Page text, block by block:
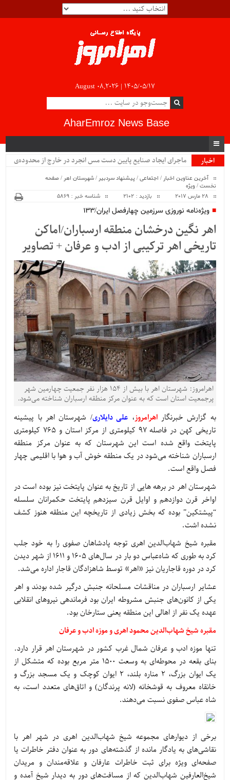
August 08,2026 | ۱۴۰۵/۰۵/۱۷
AharEmroz News Base
اخبار
ماجرای ایجاد صنایع پایین دست مس انجرد در خارج از محدوده‌ی
آخرین عناوین اخبار / اجتماعی/پیشنهاد سردبیر /شهرستان اهر /صفحه
نخست/ ویژه
بازدید : 2102 شناسه خبر : 5869
ویژه‌نامه نوروزی سرزمین چهارفصل ایران/۱۳۳
اهر نگین درخشان منطقه ارسباران/اماکن
تاریخی اهر ترکیبی از ادب و عرفان + تصاویر
اهرامروز: شهرستان اهر با بیش از ۱۵۴ هزار نفر جمعیت چهارمین شهر
پرجمعیت استان است که به عنوان مرکز منطقه ارسباران شناخته می‌شود.
به گزارش خبرنگاراهرامروز، علی دایلاری/ شهرستان اهر با پیشینه
تاریخی کهن در فاصله 97 کیلومتری از مرکز استان و 765 کیلومتری
پایتخت واقع‌ شده ‌است این شهرستان که به عنوان مرکز منطقه
ارسباران شناخته می‌شود در یک منطقه خوش آب و هوا با اقلیمی چهار
فصل واقع است.
شهرستان اهر در برهه هایی از تاریخ به عنوان پایتخت نیز بوده است در
اواخر قرن دوازدهم و اوایل قرن سیزدهم پایتخت حکمرانان سلسله
“پیشتکین” بوده که بخش زیادی از تاریخچه این منطقه هنوز کشف
نشده اشت.
مقبره شیخ شهاب‌الدین اهری توجه پادشاهان صفوی را به خود جلب
کرد به طوری که شاه‌عباس دو بار در سال‌های 1605 و 1611 از شهر دیدن
کرد در دوره قاجاریان نیز «اهر» توسط شاهزادگان قاجار اداره می‌شد.
عشایر ارسباران در مناقشات مسلحانه جنبش درگیر شده بودند و اهر
یکی از کانون‌های جنبش مشروطه ایران بود فرماندهی نیروهای انقلابی
عهده یک نفر از اهالی این منطقه یعنی ستارخان بود.
مقبره شیخ شهاب‌الدین محمود اهری و موزه ادب و عرفان
تنها موزه ادب و عرفان شمال غرب کشور در شهرستان اهر قرار دارد.
بنای بقعه در محوطه‌ای به وسعت 1500 متر مربع بوده که متشکل از
یک ایوان بزرگ، 2 مناره بلند، 2 ایوان کوچک و یک مسجد بزرگ و
خانقاه معروف به قوشخانه (لانه پرندگان) و اتاق‌های متعدد است، به
شاه عباس صفوی نسبت می‌دهند.
برخی از دیوارهای مجموعه شیخ شهاب‌الدین اهری در شهر اهر با
نقاشی‌های به یادگار مانده از گذشته‌های دور به‌ عنوان دفتر خاطرات یا
صفحه‌ای ویژه برای ثبت خاطرات عارفان و علاقه‌مندان و مریدان
شیخ‌العارفین شهاب‌الدین که از مسافت‌های دور به دیدار شیخ آمده و